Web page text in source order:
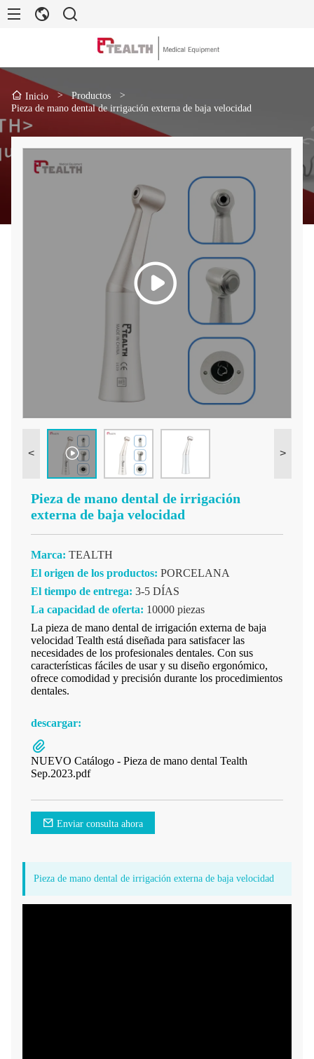
Inicio > Productos
>
Pieza de mano dental de irrigación externa de baja velocidad
< >
Pieza de mano dental de irrigación
externa de baja velocidad
Marca: TEALTH
El origen de los productos: PORCELANA
El tiempo de entrega: 3-5 DÍAS
La capacidad de oferta: 10000 piezas
La pieza de mano dental de irrigación externa de baja
velocidad Tealth está diseñada para satisfacer las
necesidades de los profesionales dentales. Con sus
características fáciles de usar y su diseño ergonómico,
ofrece comodidad y precisión durante los procedimientos
dentales.
descargar:
NUEVO Catálogo - Pieza de mano dental Tealth
Sep.2023.pdf
Enviar consulta ahora
Pieza de mano dental de irrigación externa de baja velocidad